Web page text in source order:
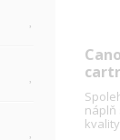
náplň
kvality